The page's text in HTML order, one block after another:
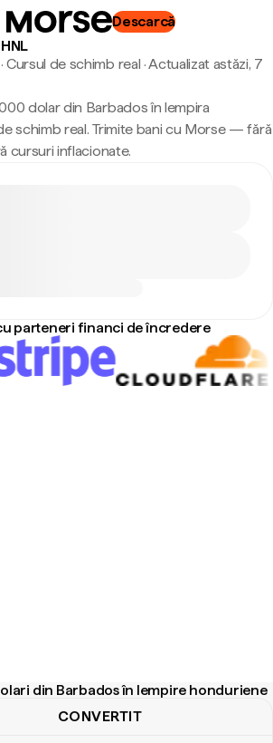
Descarcă
Cursul de schimb real ·Actualizat astăzi, 7
dolar din Barbados în lempira
schimb real. Trimite bani cu Morse — fără
cursuri inflacionate.
parteneri financi de încredere
din Barbados în lempire honduriene
CONVERTIT